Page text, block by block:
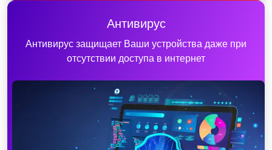
Антивирус
Антивирус защищает Ваши устройства даже при
отсутствии доступа в интернет